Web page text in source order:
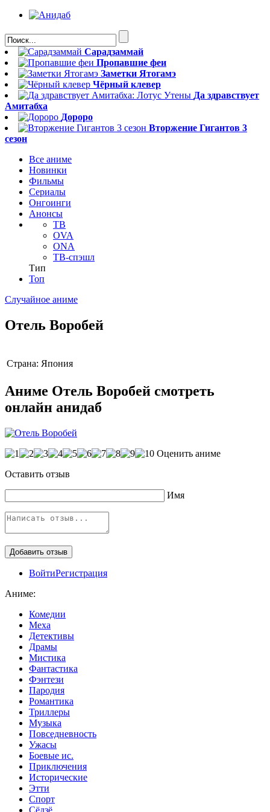
Сарадзаммай
Пропавшие феи
Заметки Ятогамэ
Чёрный клевер
Да здравствует
Амитабха
Дороро
Вторжение Гигантов 3
сезон
Все аниме
Новинки
Фильмы
Сериалы
Онгоинги
Анонсы
ТВ
OVA
ONA
ТВ-спэшл
Тип
Топ
Случайное аниме
Отель Воробей
Страна: Япония
Аниме Отель Воробей смотреть
онлайн анидаб
Оценить аниме
Оставить отзыв
Имя
ВойтиРегистрация
Аниме:
Комедии
Меха
Детективы
Драмы
Мистика
Фантастика
Фэнтези
Пародия
Романтика
Триллеры
Музыка
Повседневность
Ужасы
Боевые ис.
Приключения
Исторические
Этти
Спорт
Сёдзё